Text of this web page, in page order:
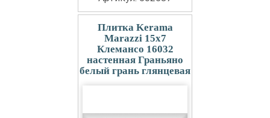
Плитка Kerama
Marazzi 15x7
Клемансо 16032
настенная Граньяно
белый грань глянцевая